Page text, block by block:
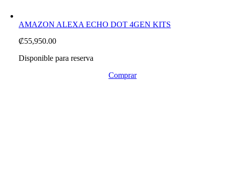
AMAZON ALEXA ECHO DOT 4GEN KITS
₡55,950.00
Disponible para reserva
Comprar